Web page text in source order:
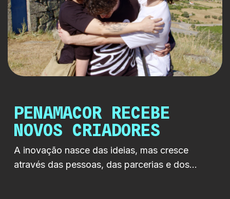
PENAMACOR RECEBE
NOVOS CRIADORES
A inovação nasce das ideias, mas cresce
através das pessoas, das parcerias e dos